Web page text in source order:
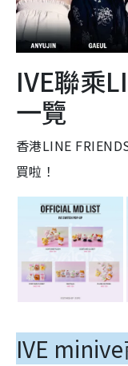
IVE聯乘
一覽
香港LINE
買啦！
IVE